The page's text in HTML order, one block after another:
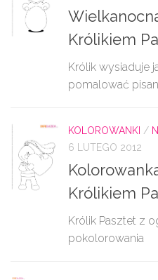
Królikiem
Królik wysiaduje
pomalować
KOLOROWANKI /
6 LUTEGO 2012
Królikiem
Królik Pasztet z
pokolorowania